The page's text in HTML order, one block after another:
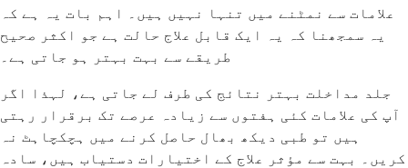
علامات سے نمٹنے میں تنہا نہیں ہیں۔ اہم بات یہ ہے کہ
یہ سمجھنا کہ یہ ایک قابل علاج حالت ہے جو اکثر صحیح
طریقے سے بہت بہتر ہو جاتی ہے۔
جلد مداخلت بہتر نتائج کی طرف لے جاتی ہے، لہذا اگر
آپ کی علامات کئی ہفتوں سے زیادہ عرصے تک برقرار رہتی
ہیں تو طبی دیکھ بھال حاصل کرنے میں ہچکچاہٹ نہ
کریں۔ بہت سے مؤثر علاج کے اختیارات دستیاب ہیں، سادہ